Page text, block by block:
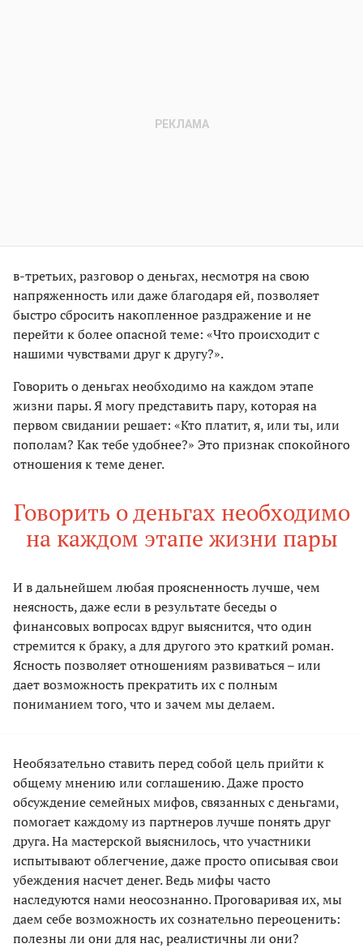
в-третьих, разговор о деньгах, несмотря на свою
напряженность или даже благодаря ей, позволяет
быстро сбросить накопленное раздражение и не
перейти к более опасной теме: «Что происходит с
нашими чувствами друг к другу?».
Говорить о деньгах необходимо на каждом этапе
жизни пары. Я могу представить пару, которая на
первом свидании решает: «Кто платит, я, или ты, или
пополам? Как тебе удобнее?» Это признак спокойного
отношения к теме денег.
Говорить о деньгах необходимо
на каждом этапе жизни пары
И в дальнейшем любая проясненность лучше, чем
неясность, даже если в результате беседы о
финансовых вопросах вдруг выяснится, что один
стремится к браку, а для другого это краткий роман.
Ясность позволяет отношениям развиваться – или
дает возможность прекратить их с полным
пониманием того, что и зачем мы делаем.
Необязательно ставить перед собой цель прийти к
общему мнению или соглашению. Даже просто
обсуждение семейных мифов, связанных с деньгами,
помогает каждому из партнеров лучше понять друг
друга. На мастерской выяснилось, что участники
испытывают облегчение, даже просто описывая свои
убеждения насчет денег. Ведь мифы часто
наследуются нами неосознанно. Проговаривая их, мы
даем себе возможность их сознательно переоценить:
полезны ли они для нас, реалистичны ли они?